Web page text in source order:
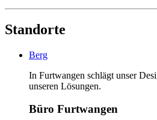
Standorte
Berg
In Furtwangen schlägt unser
unseren Lösungen.
Büro Furtwangen